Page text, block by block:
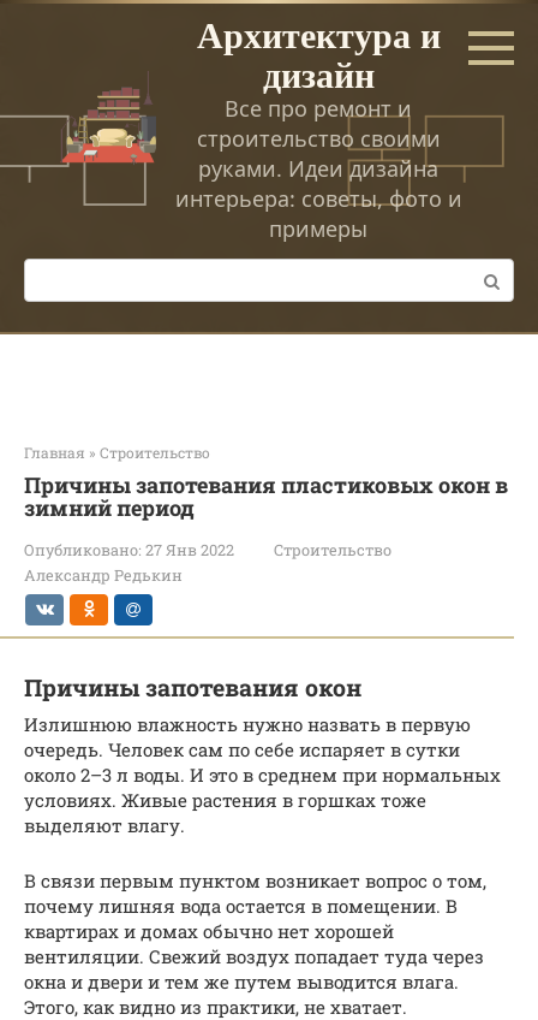
Перейти
Архитектура и
дизайн
Все про ремонт и
строительство своими
руками. Идеи дизайна
интерьера: советы, фото и
примеры
Поиск:
Главная » Строительство
Причины запотевания пластиковых окон в
зимний период
Опубликовано: 27 Янв 2022
Строительство
Александр Редькин
Причины запотевания окон
Излишнюю влажность нужно назвать в первую
очередь. Человек сам по себе испаряет в сутки
около 2–3 л воды. И это в среднем при нормальных
условиях. Живые растения в горшках тоже
выделяют влагу.
В связи первым пунктом возникает вопрос о том,
почему лишняя вода остается в помещении. В
квартирах и домах обычно нет хорошей
вентиляции. Свежий воздух попадает туда через
окна и двери и тем же путем выводится влага.
Этого, как видно из практики, не хватает.